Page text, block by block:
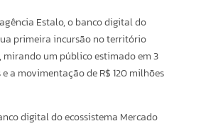
Estalo, o banco digital do
primeira incursão no território
um público estimado em 3
a movimentação de R$ 120 milhões
digital do ecossistema Mercado